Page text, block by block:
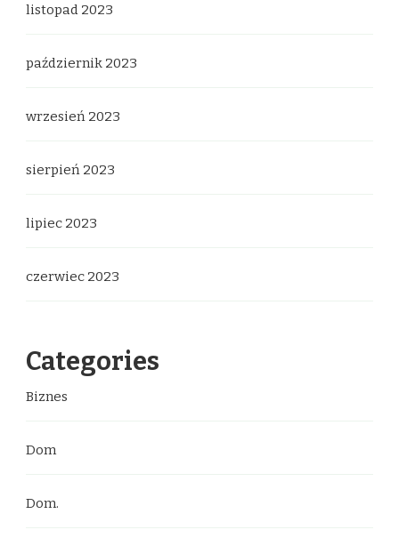
listopad 2023
październik 2023
wrzesień 2023
sierpień 2023
lipiec 2023
czerwiec 2023
Categories
Biznes
Dom
Dom.